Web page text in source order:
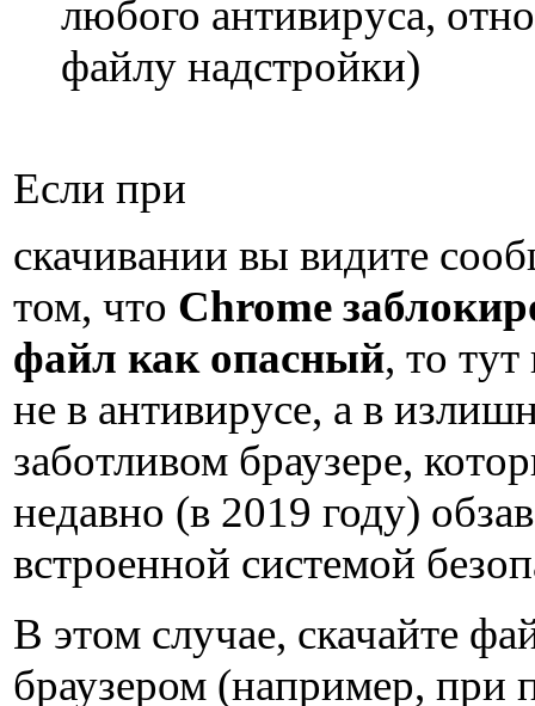
любого антивируса,
файлу надстройки)
Если при
скачивании вы видите
том, что Chrome
файл как опасный, то
не в антивирусе, а в
заботливом браузере,
недавно (в 2019 году)
встроенной системой
В этом случае, скачайте
браузером (например, при